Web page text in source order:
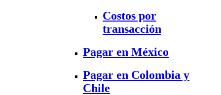
Costos por
transacción
Pagar en México
Pagar en Colombia y
Chile